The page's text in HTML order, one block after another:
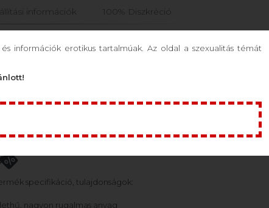
információk erotikus tartalmúak. Az oldal a szexualitás témát
információk 100% Diszkréció
specifikáció, tulajdonságok:
nagyon rugalmas anyag